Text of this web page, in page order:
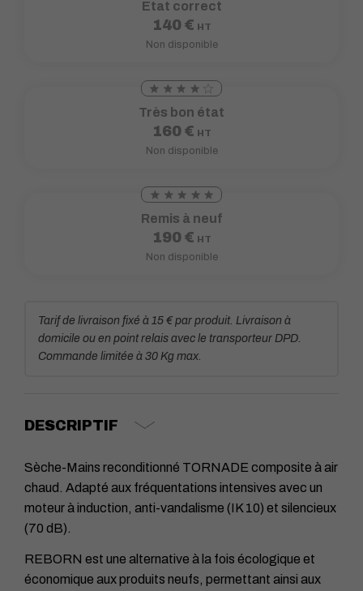
Etat correct
140 € HT
Non disponible
Très bon état
160 € HT
Non disponible
Remis à neuf
190 € HT
Non disponible
Tarif de livraison fixé à 15 € par produit. Livraison à
domicile ou en point relais avec le transporteur DPD.
Commande limitée à 30 Kg max.
DESCRIPTIF
Sèche-Mains reconditionné TORNADE composite à air
chaud. Adapté aux fréquentations intensives avec un
moteur à induction, anti-vandalisme (IK 10) et silencieux
(70 dB).
REBORN est une alternative à la fois écologique et
économique aux produits neufs, permettant ainsi aux